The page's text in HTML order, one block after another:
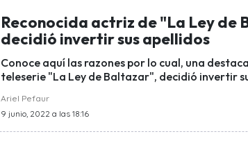
Reconocida actriz de "La Ley de
decidió invertir sus apellidos
Conoce aquí las razones por lo cual, una
teleserie "La Ley de Baltazar", decidió invertir
Ariel Pefaur
9 junio, 2022 a las 18:16